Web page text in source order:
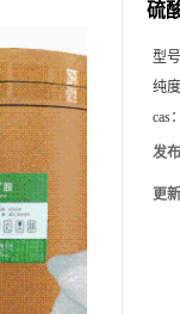
硫
型
纯
cas
发
更